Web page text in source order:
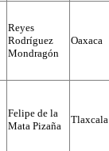
Reyes
Rodríguez
Mondragón
Oaxaca
Felipe de la
Mata Pizaña
Tlaxcala